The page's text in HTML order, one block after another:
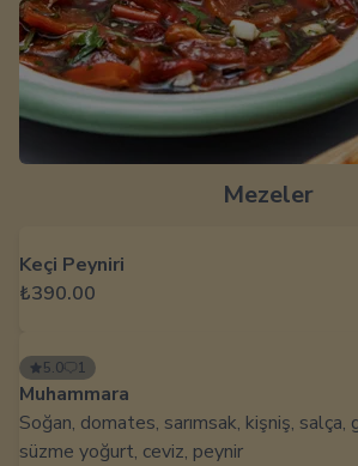
Mezeler
Keçi Peyniri
₺390.00
5.0 1
Muhammara
Soğan, domates, sarımsak, kişniş, salça,
süzme yoğurt, ceviz, peynir